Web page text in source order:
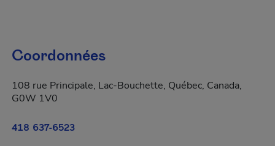
Coordonnées
108 rue Principale, Lac-Bouchette, Québec, Canada,
G0W 1V0
418 637-6523